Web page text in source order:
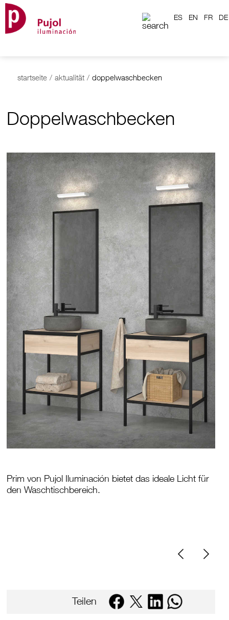
ES EN FR DE
startseite / aktualität / doppelwaschbecken
Doppelwaschbecken
Prim von Pujol Iluminación bietet das ideale Licht für
den Waschtischbereich.
Teilen